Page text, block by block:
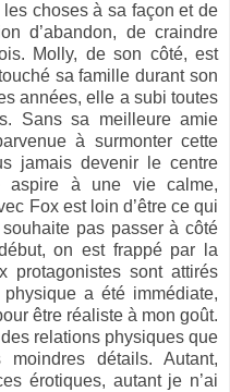
choses à sa façon et de
d’abandon, de craindre
Molly, de son côté, est
sa famille durant son
années, elle a subi toutes
Sans sa meilleure amie
à surmonter cette
jamais devenir le centre
aspire à une vie calme,
Fox est loin d’être ce qui
pas passer à côté
on est frappé par la
protagonistes sont attirés
physique a été immédiate,
être réaliste à mon goût.
des relations physiques que
détails. Autant,
érotiques, autant je n’ai